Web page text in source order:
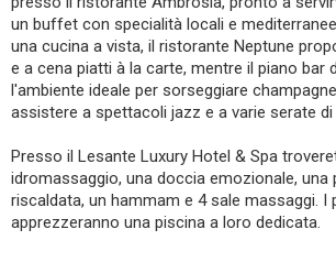
un buffet con specialità locali e
una cucina a vista, il ristorante Neptune
e a cena piatti à la carte, mentre il piano bar
l'ambiente ideale per sorseggiare
assistere a spettacoli jazz e a varie serate
Presso il Lesante Luxury Hotel & Spa
idromassaggio, una doccia emozionale, una
riscaldata, un hammam e 4 sale massaggi. I
apprezzeranno una piscina a loro dedicata.